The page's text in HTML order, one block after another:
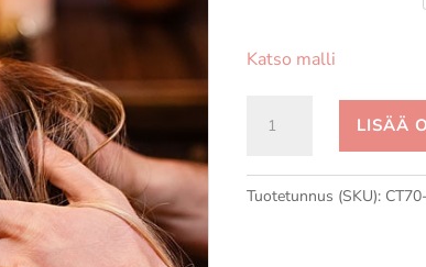
Katso malli
Päähieronta
(30min)
LISÄÄ
Tuotetunnus (SKU):